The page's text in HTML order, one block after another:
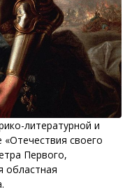
литературной и
«Отечествия своего
Первого,
областная